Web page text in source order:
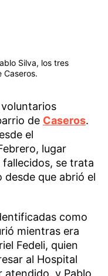
Silva, los tres
Caseros.
de Caseros.
el
lugar
se trata
que abrió el
como
mientras era
Fedeli, quien
al Hospital
atendido, y Pablo